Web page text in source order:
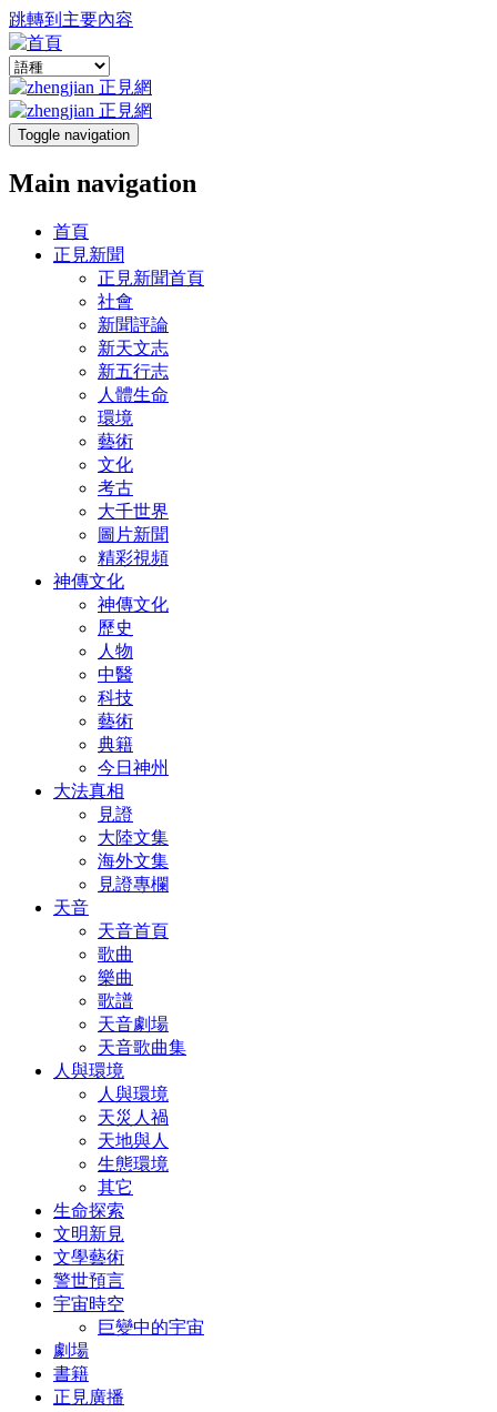
跳轉到主要內容
Toggle navigation
Main navigation
首頁
正見新聞
正見新聞首頁
社會
新聞評論
新天文志
新五行志
人體生命
環境
藝術
文化
考古
大千世界
圖片新聞
精彩視頻
神傳文化
神傳文化
歷史
人物
中醫
科技
藝術
典籍
今日神州
大法真相
見證
大陸文集
海外文集
見證專欄
天音
天音首頁
歌曲
樂曲
歌譜
天音劇場
天音歌曲集
人與環境
人與環境
天災人禍
天地與人
生態環境
其它
生命探索
文明新見
文學藝術
警世預言
宇宙時空
巨變中的宇宙
劇場
書籍
正見廣播